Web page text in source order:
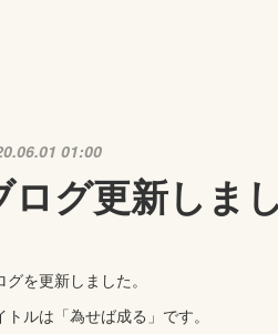
01:00
ログ更新しま
グを更新しました。
トルは「為せば成る」です。